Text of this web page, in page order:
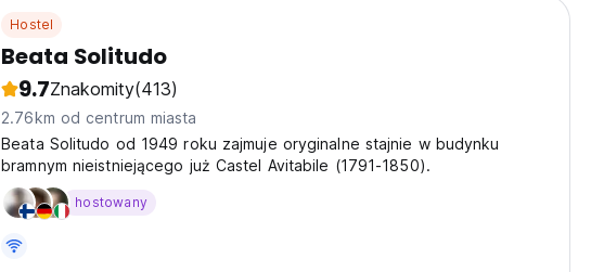
Hostel
Beata Solitudo
9.7Znakomity(413)
2.76km od centrum miasta
Beata Solitudo od 1949 roku zajmuje oryginalne stajnie w budynku
bramnym nieistniejącego już Castel Avitabile (1791-1850).
hostowany